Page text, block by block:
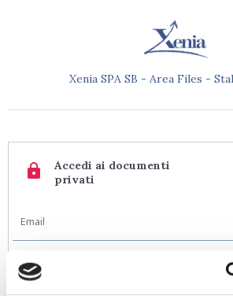
Xenia SPA SB - Area Files -
lock
Accedi ai documenti
privati